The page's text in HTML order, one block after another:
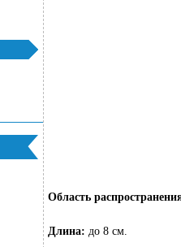
Область
Длина: до 8 см.